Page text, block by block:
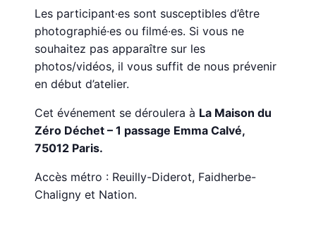
Les participant·es sont susceptibles d’être
photographié·es ou filmé·es. Si vous ne
souhaitez pas apparaître sur les
photos/vidéos, il vous suffit de nous prévenir
en début d’atelier.
Cet événement se déroulera à La Maison du
Zéro Déchet – 1 passage Emma Calvé,
75012 Paris.
Accès métro : Reuilly-Diderot, Faidherbe-
Chaligny et Nation.